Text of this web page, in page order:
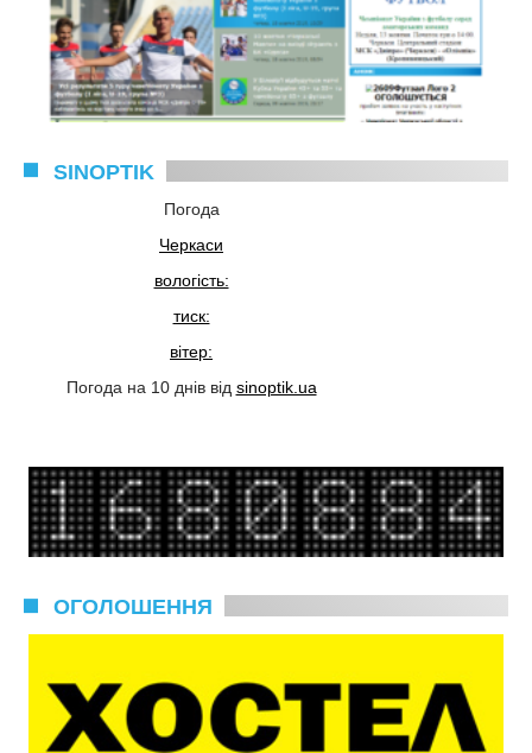
SINOPTIK
Погода
Черкаси
вологість:
тиск:
вітер:
Погода на 10 днів від sinoptik.ua
ОГОЛОШЕННЯ